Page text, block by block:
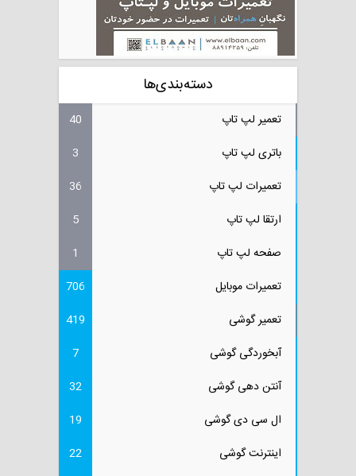
دسته‌بندی‌ها
تعمیر لپ تاپ
40
باتری لپ تاپ
3
تعمیرات لپ تاپ
36
ارتقا لپ تاپ
5
صفحه لپ تاپ
1
تعمیرات موبایل
706
تعمیر گوشی
419
آبخوردگی گوشی
7
آنتن دهی گوشی
32
ال سی دی گوشی
19
اینترنت گوشی
22